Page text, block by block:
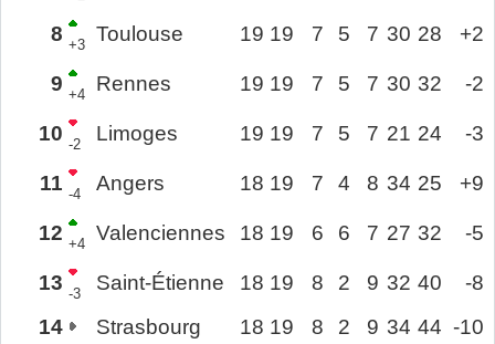
8 +3 Toulouse 19 19 7 5 7 30 28 +2
9 +4 Rennes 19 19 7 5 7 30 32 -2
10 -2 Limoges 19 19 7 5 7 21 24 -3
11 -4 Angers 18 19 7 4 8 34 25 +9
12 +4 Valenciennes 18 19 6 6 7 27 32 -5
13 -3 Saint-Étienne 18 19 8 2 9 32 40
-8
14
Strasbourg 18 19 8 2 9 34 44 -10